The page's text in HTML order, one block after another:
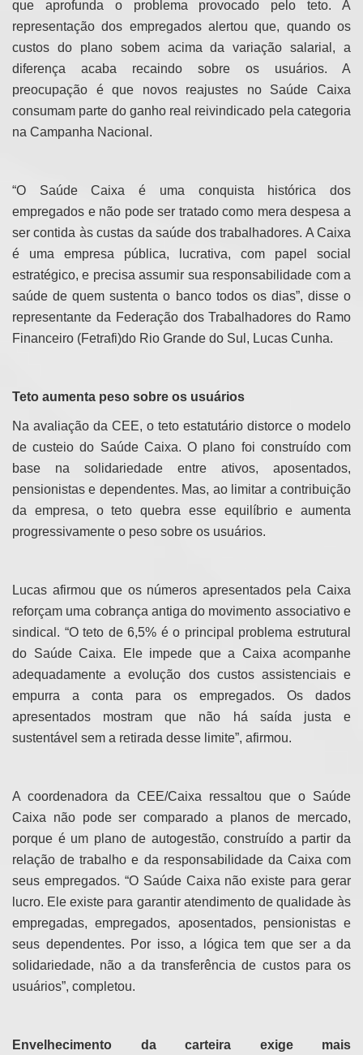
que aprofunda o problema provocado pelo teto. A
representação dos empregados alertou que, quando os
custos do plano sobem acima da variação salarial, a
diferença acaba recaindo sobre os usuários. A
preocupação é que novos reajustes no Saúde Caixa
consumam parte do ganho real reivindicado pela categoria
na Campanha Nacional.
“O Saúde Caixa é uma conquista histórica dos
empregados e não pode ser tratado como mera despesa a
ser contida às custas da saúde dos trabalhadores. A Caixa
é uma empresa pública, lucrativa, com papel social
estratégico, e precisa assumir sua responsabilidade com a
saúde de quem sustenta o banco todos os dias”, disse o
representante da Federação dos Trabalhadores do Ramo
Financeiro (Fetrafi)do Rio Grande do Sul, Lucas Cunha.
Teto aumenta peso sobre os usuários
Na avaliação da CEE, o teto estatutário distorce o modelo
de custeio do Saúde Caixa. O plano foi construído com
base na solidariedade entre ativos, aposentados,
pensionistas e dependentes. Mas, ao limitar a contribuição
da empresa, o teto quebra esse equilíbrio e aumenta
progressivamente o peso sobre os usuários.
Lucas afirmou que os números apresentados pela Caixa
reforçam uma cobrança antiga do movimento associativo e
sindical. “O teto de 6,5% é o principal problema estrutural
do Saúde Caixa. Ele impede que a Caixa acompanhe
adequadamente a evolução dos custos assistenciais e
empurra a conta para os empregados. Os dados
apresentados mostram que não há saída justa e
sustentável sem a retirada desse limite”, afirmou.
A coordenadora da CEE/Caixa ressaltou que o Saúde
Caixa não pode ser comparado a planos de mercado,
porque é um plano de autogestão, construído a partir da
relação de trabalho e da responsabilidade da Caixa com
seus empregados. “O Saúde Caixa não existe para gerar
lucro. Ele existe para garantir atendimento de qualidade às
empregadas, empregados, aposentados, pensionistas e
seus dependentes. Por isso, a lógica tem que ser a da
solidariedade, não a da transferência de custos para os
usuários”, completou.
Envelhecimento da carteira exige mais